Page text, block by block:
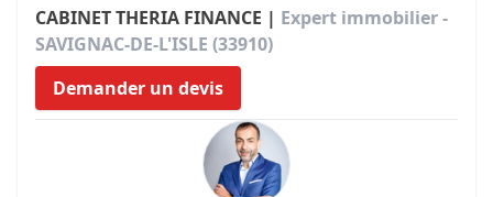
CABINET THERIA FINANCE | Expert immobilier -
SAVIGNAC-DE-L'ISLE (33910)
Demander un devis